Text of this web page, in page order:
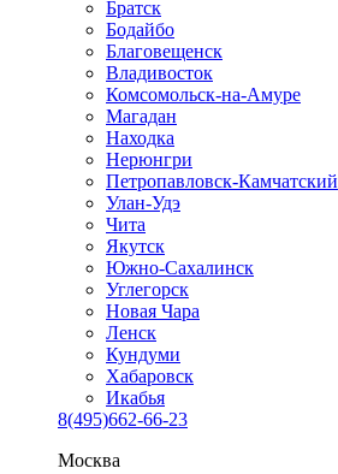
Братск
Бодайбо
Благовещенск
Владивосток
Комсомольск-на-Амуре
Магадан
Находка
Нерюнгри
Петропавловск-Камчатский
Улан-Удэ
Чита
Якутск
Южно-Сахалинск
Углегорск
Новая Чара
Ленск
Кундуми
Хабаровск
Икабья
8(495)662-66-23
Москва